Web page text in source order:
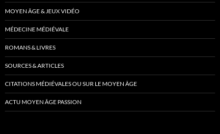
MOYEN ÂGE & JEUX VIDÉO
MÉDECINE MÉDIÉVALE
ROMANS & LIVRES
SOURCES & ARTICLES
CITATIONS MÉDIÉVALES OU SUR LE MOYEN ÂGE
ACTU MOYEN ÂGE PASSION